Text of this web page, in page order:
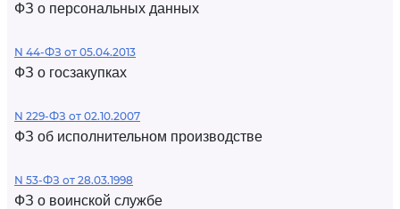
ФЗ о персональных данных
N 44-ФЗ от 05.04.2013
ФЗ о госзакупках
N 229-ФЗ от 02.10.2007
ФЗ об исполнительном производстве
N 53-ФЗ от 28.03.1998
ФЗ о воинской службе